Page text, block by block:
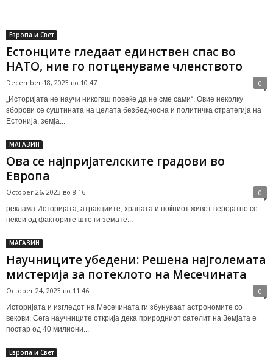
Европа и Свет
Естонците гледаат единствен спас во
НАТО, ние го потценуваме членството
December 18, 2023 во 10:47 0
„Историјата не научи никогаш повеќе да не сме сами“. Овие неколку
зборови се суштината на целата безбедносна и политичка стратегија на
Естонија, земја...
МАГАЗИН
Ова се најпријателските градови во
Европа
October 26, 2023 во 8:16 0
реклама Историјата, атракциите, храната и ноќниот живот веројатно се
некои од факторите што ги земате...
МАГАЗИН
Научниците убедени: Решена најголемата
мистерија за потеклото на Месечината
October 24, 2023 во 11:46 0
Историјата и изгледот на Месечината ги збунуваат астрономите со
векови. Сега научниците открија дека природниот сателит на Земјата е
постар од 40 милиони...
Европа и Свет